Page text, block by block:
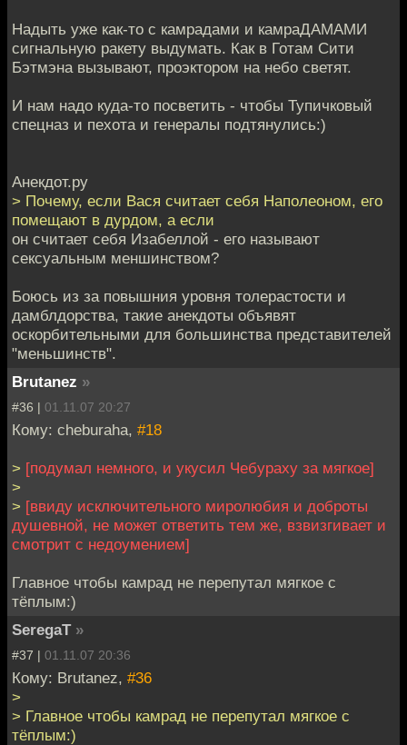
Надыть уже как-то с камрадами и камраДАМАМИ
сигнальную ракету выдумать. Как в Готам Сити
Бэтмэна вызывают, проэктором на небо светят.
И нам надо куда-то посветить - чтобы Тупичковый
спецназ и пехота и генералы подтянулись:)
Анекдот.ру
> Почему, если Вася считает себя Наполеоном, его
помещают в дурдом, а если
он считает себя Изабеллой - его называют
сексуальным меншинством?
Боюсь из за повышния уровня толерастости и
дамблдорства, такие анекдоты объявят
оскорбительными для большинства представителей
"меньшинств".
Brutanez »
#36 | 01.11.07 20:27
Кому: cheburaha, #18
> [подумал немного, и укусил Чебураху за мягкое]
>
> [ввиду исключительного миролюбия и доброты
душевной, не может ответить тем же, взвизгивает и
смотрит с недоумением]
Главное чтобы камрад не перепутал мягкое с
тёплым:)
SeregaT »
#37 | 01.11.07 20:36
Кому: Brutanez, #36
>
> Главное чтобы камрад не перепутал мягкое с
тёплым:)